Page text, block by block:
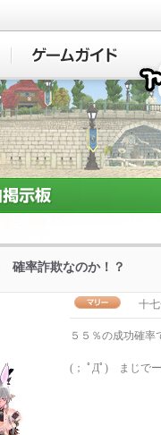
確率詐欺なのか！？
十
５５％の成功確率
(； ﾟДﾟ) まじでー